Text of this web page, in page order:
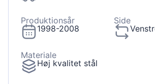
Produktionsår
1998-2008
Side
Materiale
Høj kvalitet stål